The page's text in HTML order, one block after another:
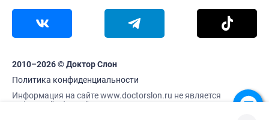
2010–2026 © Доктор Слон
Политика конфиденциальности
Информация на сайте www.doctorslon.ru не является
публичной офертой